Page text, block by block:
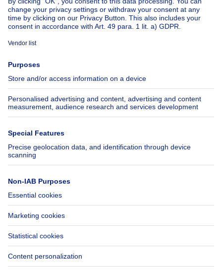
About
Immoweb
Jobs
Axel Springer Group
SeLoger.com
Immowelt.de
Tools
Insurances
Help
FAQ
Accessibility
Contact us
Follow Us
Immoweb SA © 2026 - All rights reserved
Terms of use Cookie settings Privacy Ranking rules